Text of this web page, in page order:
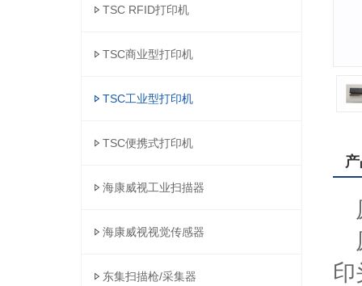
TSC RFID打印机
TSC商业型打印机
TSC工业型打印机
TSC便携式打印机
海康威视工业扫描器
海康威视视觉传感器
东集扫描枪/采集器
印